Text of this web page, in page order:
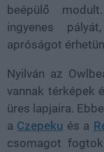
beépülő
ingyenes
apróságot
Nyilván az
vannak térképek
üres lapjaira.
a Czepeku és a
csomagot